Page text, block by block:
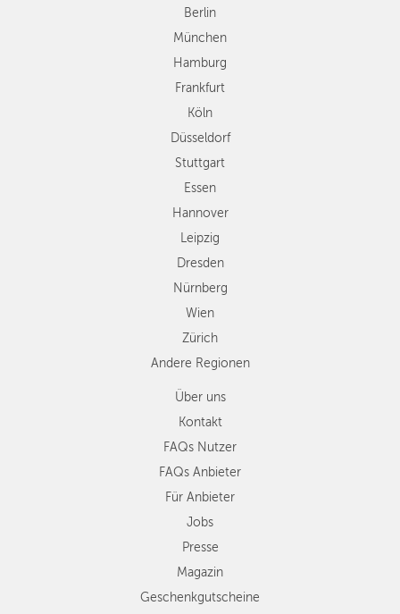
HANNOVER
DRESDEN
WIEN
ZÜRICH
Düsseldorf
Stuttgart
Essen
Dresden
Nürnberg
Wien
Zürich
Andere
Regionen
Berlin
München
Hamburg
Frankfurt
Köln
Düsseldorf
Stuttgart
Essen
Hannover
Leipzig
Dresden
Nürnberg
Wien
Zürich
Andere Regionen
Über uns
Kontakt
FAQs Nutzer
FAQs Anbieter
Für Anbieter
Jobs
Presse
Magazin
Geschenkgutscheine